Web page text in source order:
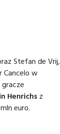
Stefan de Vrij,
Cancelo w
Henrichs z
euro.